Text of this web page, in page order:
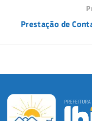
Prestação de